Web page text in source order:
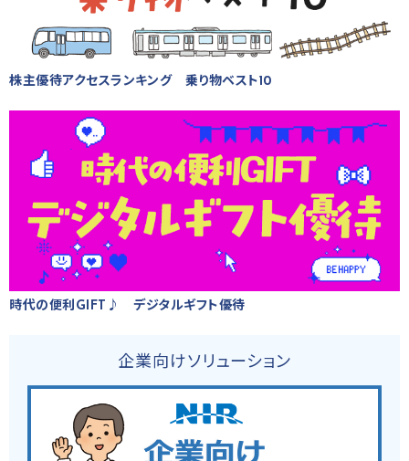
株主優待アクセスランキング 乗り物ベスト10
時代の便利GIFT♪ デジタルギフト優待
企業向けソリューション